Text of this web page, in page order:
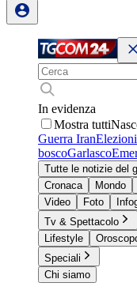
In evidenza
Mostra tutti
Guerra IranElezioni
boscoGarlasco
Tutte le notizie del
Cronaca
Mondo
Video
Foto
Tv & Spettacolo
Lifestyle
Speciali
Chi siamo